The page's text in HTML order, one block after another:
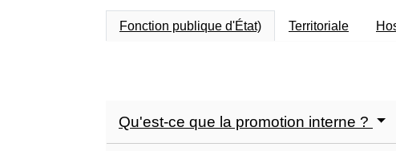
Fonction publique d'État) Territoriale
Qu'est-ce que la promotion interne ?